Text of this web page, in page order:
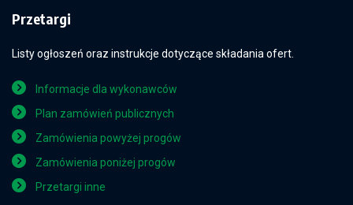
Przetargi
Listy ogłoszeń oraz instrukcje dotyczące składania ofert.
Informacje dla wykonawców
Plan zamówień publicznych
Zamówienia powyżej progów
Zamówienia poniżej progów
Przetargi inne